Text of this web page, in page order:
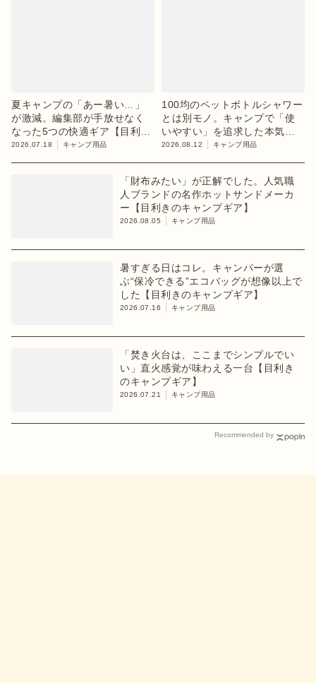
夏キャンプの「あー暑い…」
が激減。編集部が手放せなく
なった5つの快適ギア【目利き
のキャンプギア】
2026.07.18 キャンプ用品
100均のペットボトルシャワー
とは別モノ。キャンプで「使
いやすい」を追求した本気ギ
ア
2026.08.12 キャンプ用品
「財布みたい」が正解でした。人気職
人ブランドの名作ホットサンドメーカ
ー【目利きのキャンプギア】
2026.08.05 キャンプ用品
暑すぎる日はコレ。キャンパーが選
ぶ“保冷できる”エコバッグが想像以上で
した【目利きのキャンプギア】
2026.07.16 キャンプ用品
「焚き火台は、ここまでシンプルでい
い」直火感覚が味わえる一台【目利き
のキャンプギア】
2026.07.21 キャンプ用品
Recommended by